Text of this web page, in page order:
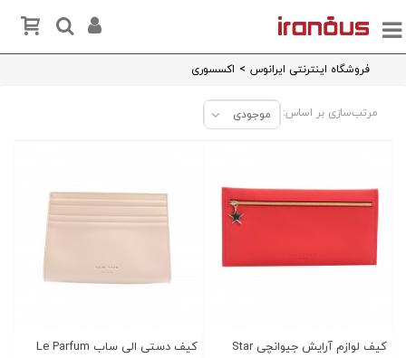
فروشگاه اینترنتی ایرانوس > اکسسوری
مرتب‌سازی بر اساس: موجودی
کیف لوازم آرایش جیوانچی Star کیف دستی الی ساب Le Parfum